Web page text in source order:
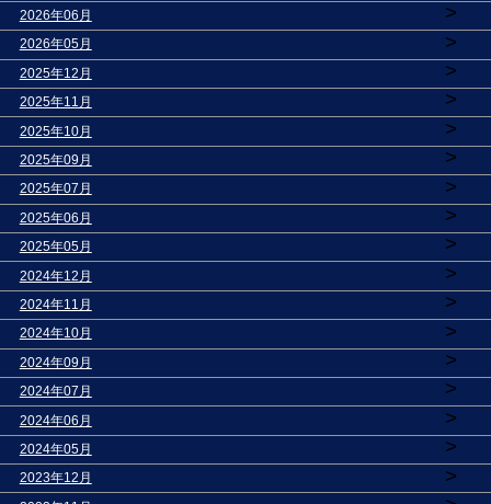
2026年06月 >
2026年05月 >
2025年12月 >
2025年11月 >
2025年10月 >
2025年09月 >
2025年07月 >
2025年06月 >
2025年05月 >
2024年12月 >
2024年11月 >
2024年10月 >
2024年09月 >
2024年07月 >
2024年06月 >
2024年05月 >
2023年12月 >